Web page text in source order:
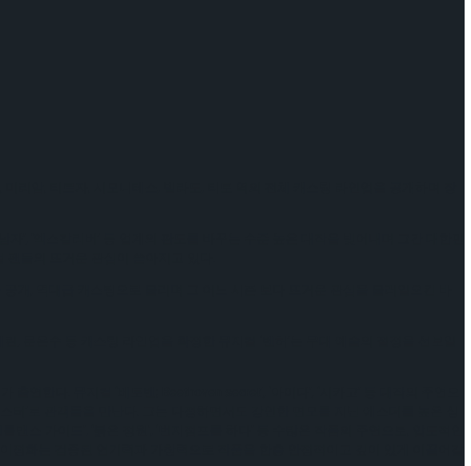
’, ‘엑스칼리버’ 등 업계의 판도를 바꾸는 수준 높은 대작을 빚어내며 그간 대한민
개, 역대급 캐스팅으로 불리며 그 어느 시즌 보다 뜨거운 관심을 불러일으킨 바
문은수 등 캐스팅 라인업을 확정한 뮤지컬 ‘벤허’는 무대 예술의 절정을 선보일
스 가이드’, ‘붉은 정원’, ‘번지점프를 하다’ 등 수많은 작품의 주연으로, 압도적인
화는 검증된 연기력과 가창력으로 작품을 한층 안정적이고 깊이 있게 이끌어갈